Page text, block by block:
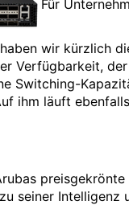
Für
wir kürzlich
Verfügbarkeit,
Switching-
ihm läuft
preisgekrönte
seiner